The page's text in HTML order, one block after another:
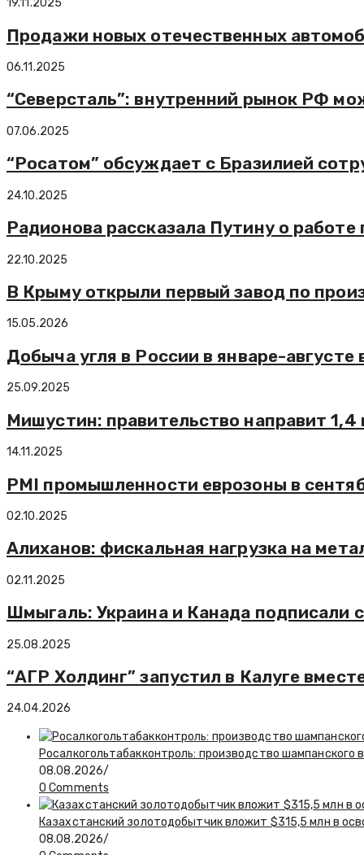
19.11.2025
Продажи новых отечественных
06.11.2025
“Северсталь”: внутренний рынок РФ
07.06.2025
“Росатом” обсуждает с Бразилией
24.10.2025
Радионова рассказала Путину о
22.10.2025
В Крыму открыли первый завод по
15.05.2026
Добыча угля в России в январе-августе
25.09.2025
Мишустин: правительство направит
14.11.2025
PMI промышленности еврозоны в
02.10.2025
Алиханов: фискальная нагрузка на
02.11.2025
Шмыгаль: Украина и Канада подписали
25.08.2025
“АГР Холдинг” запустил в Калуге
24.04.2026
Росалкогольтабакконтроль: производство шампанского
08.08.2026/
0 Comments
Казахстанский золотодобытчик вложит $315,5 млн в
08.08.2026/